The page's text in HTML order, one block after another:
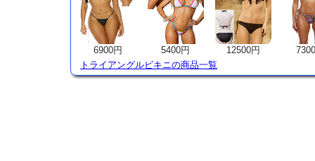
6900円 5400円 12500円
トライアングルビキニの商品一覧